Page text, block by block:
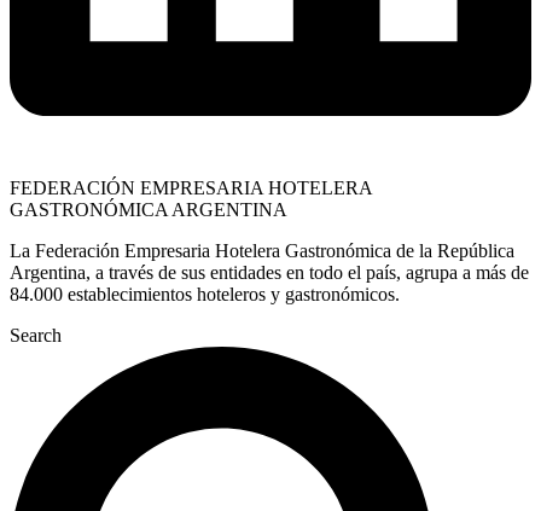
FEDERACIÓN EMPRESARIA HOTELERA
GASTRONÓMICA ARGENTINA
La Federación Empresaria Hotelera Gastronómica de la República
Argentina, a través de sus entidades en todo el país, agrupa a más de
84.000 establecimientos hoteleros y gastronómicos.
Search